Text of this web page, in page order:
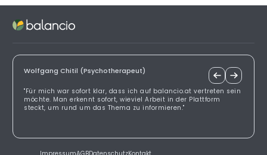
Wolfgang Chitil (Psychotherapeut)
"Für mich war sofort klar, dass ich auf balancio.at vertreten sein
möchte. Man erkennt sofort, wieviel Arbeit in der Plattform
steckt, um rund um das Thema zu informieren."